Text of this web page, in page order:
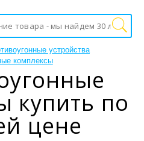
устройства
комплексы
купить по
цене